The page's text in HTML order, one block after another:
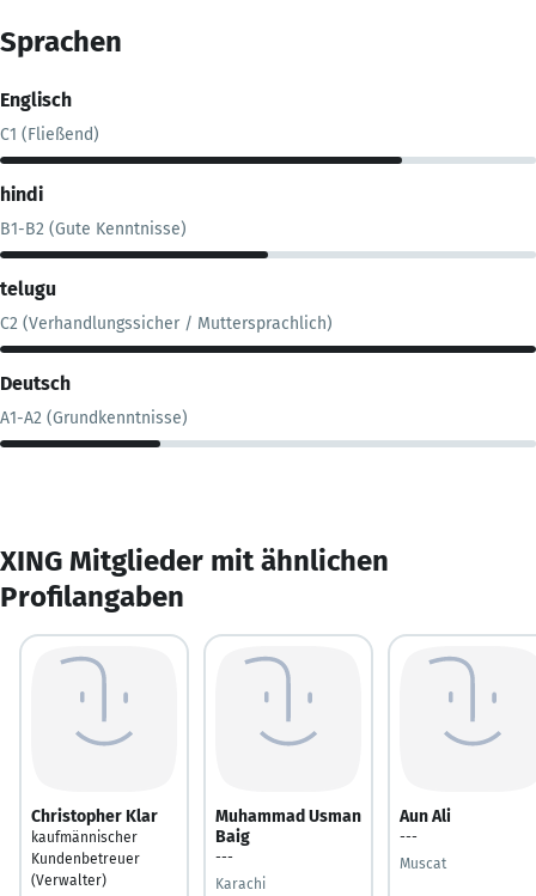
Sprachen
Englisch
C1 (Fließend)
hindi
B1-B2 (Gute Kenntnisse)
telugu
C2 (Verhandlungssicher / Muttersprachlich)
Deutsch
A1-A2 (Grundkenntnisse)
XING Mitglieder mit ähnlichen
Profilangaben
Christopher Klar
kaufmännischer
Kundenbetreuer
(Verwalter)
Muhammad Usman
Baig
---
Karachi
Aun Ali
---
Muscat